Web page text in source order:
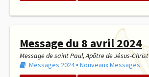
Message du 8 avril 2024
Message de saint Paul, Apôtre de Jésus-Christ
Messages 2024▪︎Nouveaux Messages